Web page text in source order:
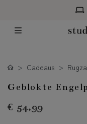
Cadeaus
Geblokte
€ 54,99